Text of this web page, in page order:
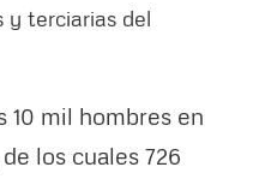
y terciarias del
10 mil hombres en
los cuales 726